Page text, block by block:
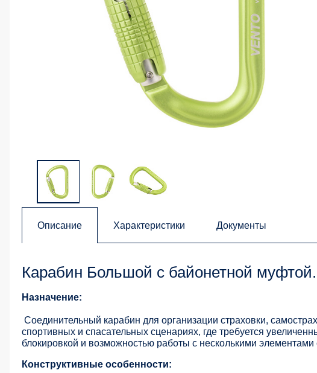
Описание Характеристики Документы
Карабин Большой с байонетной
Назначение:
Соединительный карабин для организации страховки,
спортивных и спасательных сценариях, где требуется
блокировкой и возможностью работы с несколькими
Конструктивные особенности: